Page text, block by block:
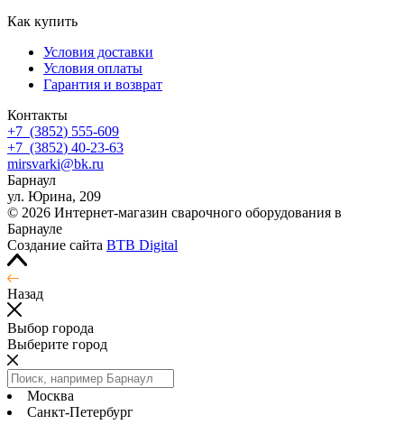
Как купить
Условия доставки
Условия оплаты
Гарантия и возврат
Контакты
+7 (3852) 555-609
+7 (3852) 40-23-63
mirsvarki@bk.ru
Барнаул
ул. Юрина, 209
© 2026 Интернет-магазин сварочного оборудования в
Барнауле
Создание сайта BTB Digital
Назад
Выбор города
Выберите город
Москва
Санкт-Петербург